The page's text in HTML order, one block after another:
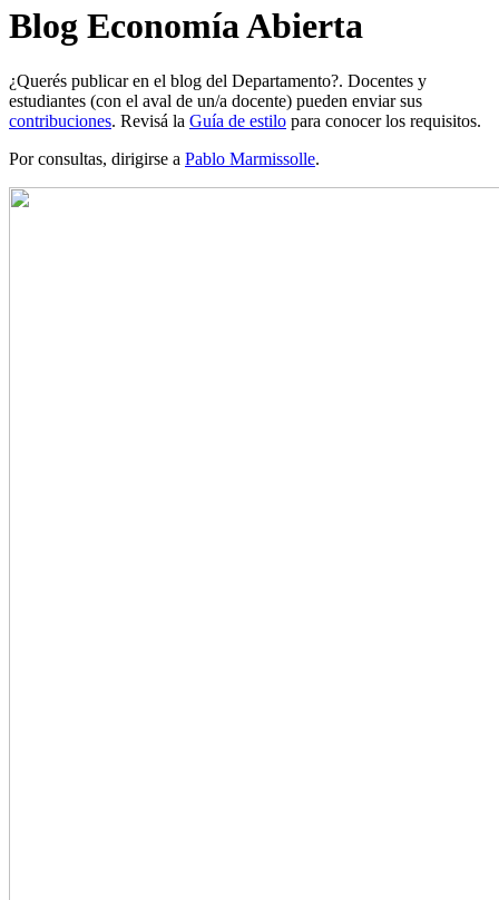
Blog Economía Abierta
¿Querés publicar en el blog del Departamento?. Docentes y
estudiantes (con el aval de un/a docente) pueden enviar sus
contribuciones. Revisá la Guía de estilo para conocer los requisitos.
Por consultas, dirigirse a Pablo Marmissolle.